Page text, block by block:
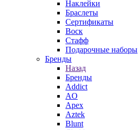
Наклейки
Браслеты
Сертификаты
Воск
Стафф
Подарочные наборы
Бренды
Назад
Бренды
Addict
AO
Apex
Aztek
Blunt